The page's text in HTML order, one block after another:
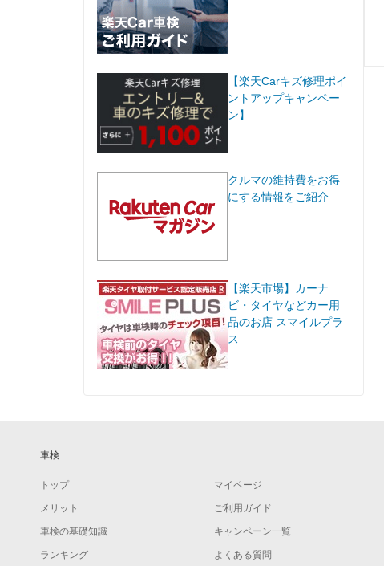
【楽天Carキズ修理ポイ
ントアップキャンペー
ン】
クルマの維持費をお得
にする情報をご紹介
【楽天市場】カーナ
ビ・タイヤなどカー用
品のお店 スマイルプラ
ス
車検
トップ マイページ
メリット ご利用ガイド
車検の基礎知識 キャンペーン一覧
ランキング よくある質問